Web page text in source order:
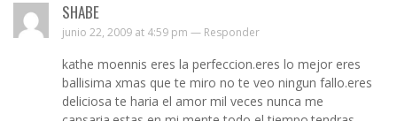
SHABE
junio 22, 2009 at 4:59 pm — Responder
kathe moennis eres la perfeccion.eres lo mejor eres
ballisima xmas que te miro no te veo ningun fallo.eres
deliciosa te haria el amor mil veces nunca me